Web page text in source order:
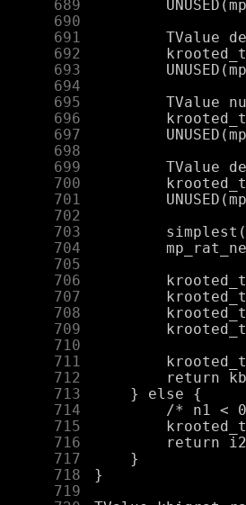
    689
    690
    691
    692
    693
    694
    695
    696
    697
    698
    699
    700
    701
    702
    703
    704
    705
    706
    707
    708
    709
    710
    711
    712
    713
    714
    715
    716
    717
    718
    719